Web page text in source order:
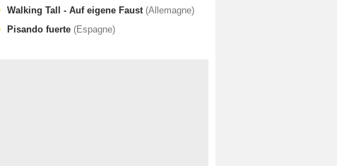
Walking Tall - Auf eigene Faust (Allemagne)
Pisando fuerte (Espagne)